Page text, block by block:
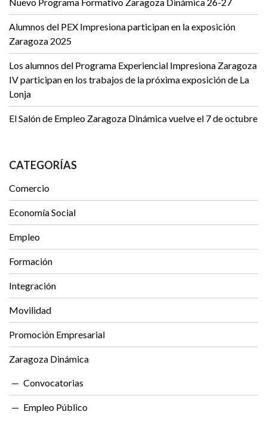
Alumnos del PEX Impresiona participan en la exposición
Zaragoza 2025
Los alumnos del Programa Experiencial Impresiona Zaragoza
IV participan en los trabajos de la próxima exposición de La
Lonja
El Salón de Empleo Zaragoza Dinámica vuelve el 7 de octubre
CATEGORÍAS
Comercio
Economía Social
Empleo
Formación
Integración
Movilidad
Promoción Empresarial
Zaragoza Dinámica
Convocatorias
Empleo Público